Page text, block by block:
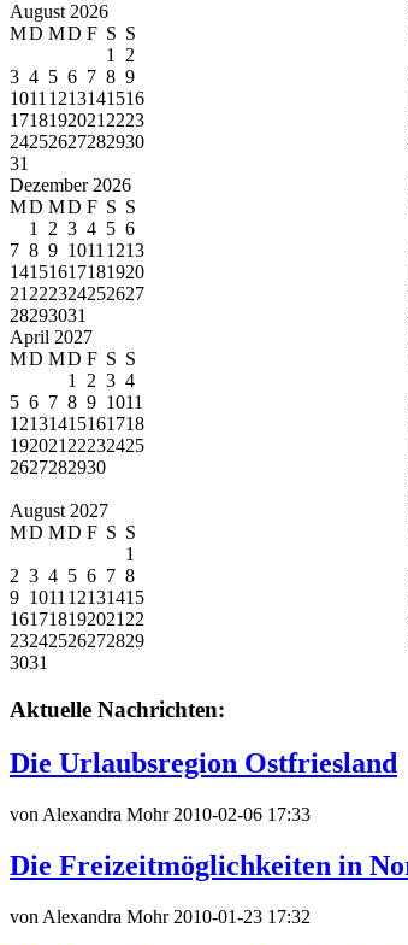
August 2026
MD MD F S S
1
2
3 4 5 6 7 8 9
1011 1213141516
1718192021 2223
24252627282930
31
Dezember 2026
MD MD F S S
1
2 3 4 5 6
7 8 9 1011 1213
14151617181920
21 222324252627
28293031
April 2027
MD MD F S S
1
2 3 4
5 6 7 8 9 1011
12131415161718
192021 22232425
2627282930
August 2027
MD MD F S S
1
2 3 4 5 6 7 8
9 1011 12131415
161718192021 22
23242526272829
3031
Aktuelle Nachrichten:
Die Urlaubsregion Ostfriesland
von Alexandra Mohr 2010-02-06 17:33
Die Freizeitmöglichkeiten in
von Alexandra Mohr 2010-01-23 17:32